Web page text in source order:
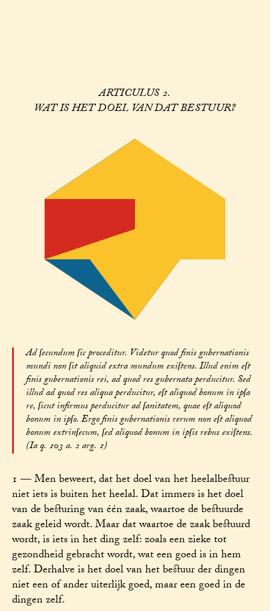
ARTICULUS 2.
WAT IS HET DOEL VAN DAT BESTUUR?
Ad ſecundum ſic proceditur. Videtur quod finis gubernationis
mundi non ſit aliquid extra mundum exiſtens. Illud enim eſt
finis gubernationis rei, ad quod res gubernata perducitur. Sed
illud ad quod res aliqua perducitur, eſt aliquod bonum in ipſa
re, ſicut infirmus perducitur ad ſanitatem, quae eſt aliquod
bonum in ipſo. Ergo finis gubernationis rerum non eſt aliquod
bonum extrinſecum, ſed aliquod bonum in ipſis rebus exiſtens.
(Ia q. 103 a. 2 arg. 1)
1 — Men beweert, dat het doel van het heelalbestuur
niet iets is buiten het heelal. Dat immers is het doel
van de besturing van één zaak, waartoe de bestuurde
zaak geleid wordt. Maar dat waartoe de zaak bestuurd
wordt, is iets in het ding zelf: zoals een zieke tot
gezondheid gebracht wordt, wat een goed is in hem
zelf. Derhalve is het doel van het bestuur der dingen
niet een of ander uiterlijk goed, maar een goed in de
dingen zelf.